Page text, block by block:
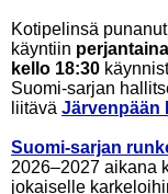
Kotipelinsä
käyntiin
kello 18:30
Suomi-sarjan
liitävä Järvenpään
Suomi-sarjan
2026–2027 aikana
jokaiselle